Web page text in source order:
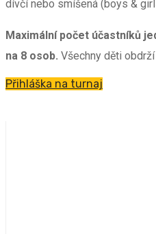
dívčí nebo smíšená (boys &
Maximální počet účastníků
na 8 osob. Všechny děti
Přihláška na turnaj